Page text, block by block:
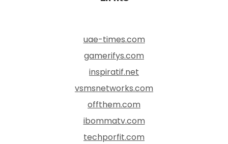
uae-times.com
gamerifys.com
inspiratif.net
vsmsnetworks.com
offthem.com
ibommatv.com
techporfit.com